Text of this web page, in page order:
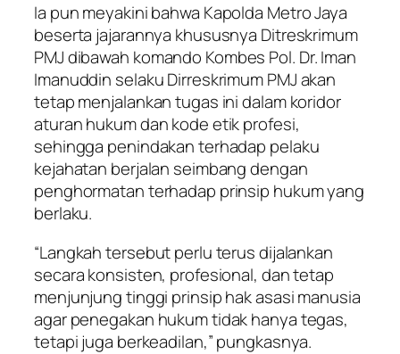
Ia pun meyakini bahwa Kapolda Metro Jaya
beserta jajarannya khususnya Ditreskrimum
PMJ dibawah komando Kombes Pol. Dr. Iman
Imanuddin selaku Dirreskrimum PMJ akan
tetap menjalankan tugas ini dalam koridor
aturan hukum dan kode etik profesi,
sehingga penindakan terhadap pelaku
kejahatan berjalan seimbang dengan
penghormatan terhadap prinsip hukum yang
berlaku.
“Langkah tersebut perlu terus dijalankan
secara konsisten, profesional, dan tetap
menjunjung tinggi prinsip hak asasi manusia
agar penegakan hukum tidak hanya tegas,
tetapi juga berkeadilan,” pungkasnya.